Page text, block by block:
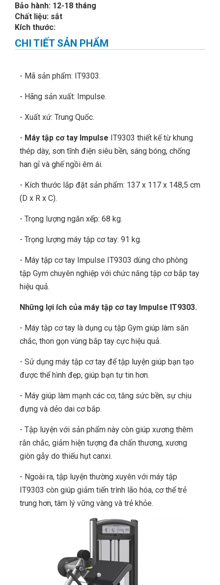
Bảo hành: 12-18 tháng
Chất liệu: sắt
Kích thước:
CHI TIẾT SẢN PHẨM
- Mã sản phẩm: IT9303.
- Hãng sản xuất: Impulse.
- Xuất xứ: Trung Quốc.
- Máy tập cơ tay Impulse IT9303 thiết kế từ khung
thép dày, sơn tĩnh điện siêu bền, sáng bóng, chống
han gỉ và ghế ngồi êm ái.
- Kích thước lắp đặt sản phẩm: 137 x 117 x 148,5 cm
(D x R x C).
- Trọng lượng ngăn xếp: 68 kg.
- Trọng lượng máy tập cơ tay: 91 kg.
- Máy tập cơ tay Impulse IT9303 dùng cho phòng
tập Gym chuyên nghiệp với chức năng tập cơ bắp tay
hiệu quả.
Những lợi ích của máy tập cơ tay Impulse IT9303.
- Máy tập cơ tay là dụng cụ tập Gym giúp làm săn
chắc, thon gọn vùng bắp tay cực hiệu quả.
- Sử dụng máy tập cơ tay để tập luyện giúp bạn tạo
được thể hình đẹp, giúp bạn tự tin hơn.
- Máy giúp làm mạnh các cơ, tăng sức bền, sự chịu
đựng và dẻo dai cơ bắp.
- Tập luyện với sản phẩm này còn giúp xương thêm
rắn chắc, giảm hiện tượng đa chấn thương, xương
giòn gẫy do thiếu hụt canxi.
- Ngoài ra, tập luyện thường xuyên với máy tập
IT9303 còn giúp giảm tiến trình lão hóa, cơ thể trẻ
trung hơn, tâm lý vững vàng và trẻ khỏe.